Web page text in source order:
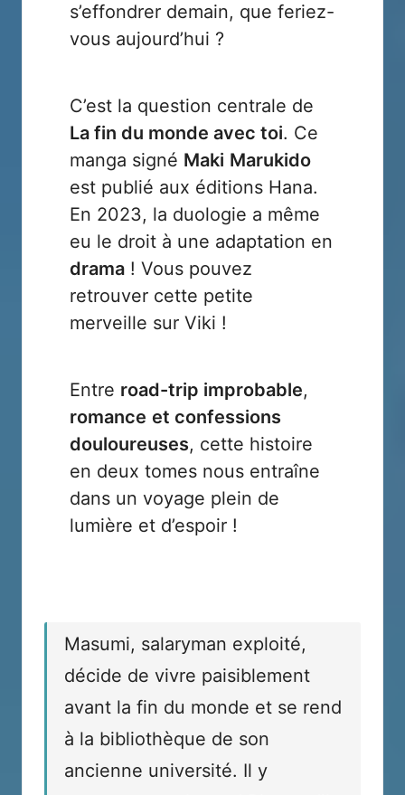
s’effondrer demain, que feriez-
vous aujourd’hui ?
C’est la question centrale de
La fin du monde avec toi. Ce
manga signé Maki Marukido
est publié aux éditions Hana.
En 2023, la duologie a même
eu le droit à une adaptation en
drama ! Vous pouvez
retrouver cette petite
merveille sur Viki !
Entre road-trip improbable,
romance et confessions
douloureuses, cette histoire
en deux tomes nous entraîne
dans un voyage plein de
lumière et d’espoir !
Masumi, salaryman exploité,
décide de vivre paisiblement
avant la fin du monde et se rend
à la bibliothèque de son
ancienne université. Il y